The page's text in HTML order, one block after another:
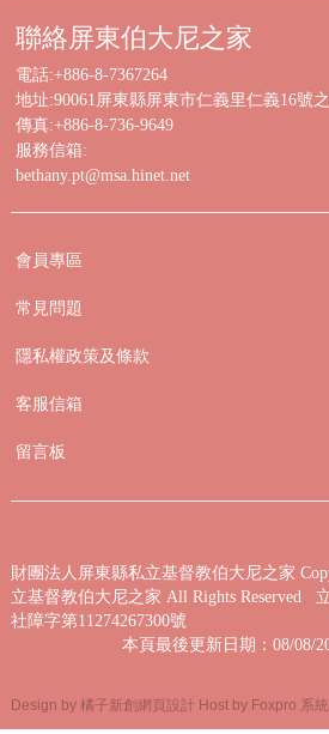
聯絡屏東伯大尼之家
電話:+886-8-7367264
地址:90061屏東縣屏東市仁義里仁義16號
傳真:+886-8-736-9649
服務信箱:
bethany.pt@msa.hinet.net
會員專區
常見問題
隱私權政策及條款
客服信箱
留言板
財團法人屏東縣私立基督教伯大尼之家
立基督教伯大尼之家 All Rights Reserved
社障字第11274267300號
本頁最後更新日期：08/08/
Design by 橘子新創網頁設計 Host by Foxpro 系